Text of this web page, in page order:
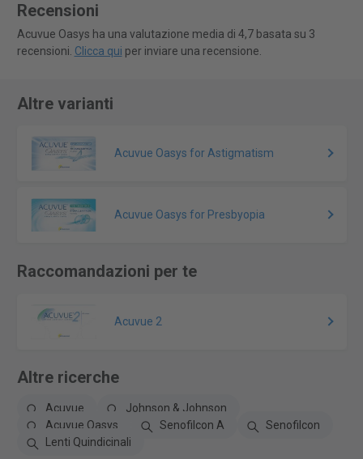
Recensioni
Acuvue Oasys ha una valutazione media di 4,7 basata su 3
recensioni. Clicca qui per inviare una recensione.
Altre varianti
Acuvue Oasys for Astigmatism
Acuvue Oasys for Presbyopia
Raccomandazioni per te
Acuvue 2
Altre ricerche
Acuvue
Johnson & Johnson
Acuvue Oasys
Senofilcon A
Senofilcon
Lenti Quindicinali